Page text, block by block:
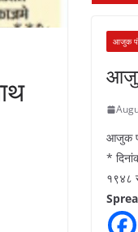
आजुक
आजुक
*
१९४८